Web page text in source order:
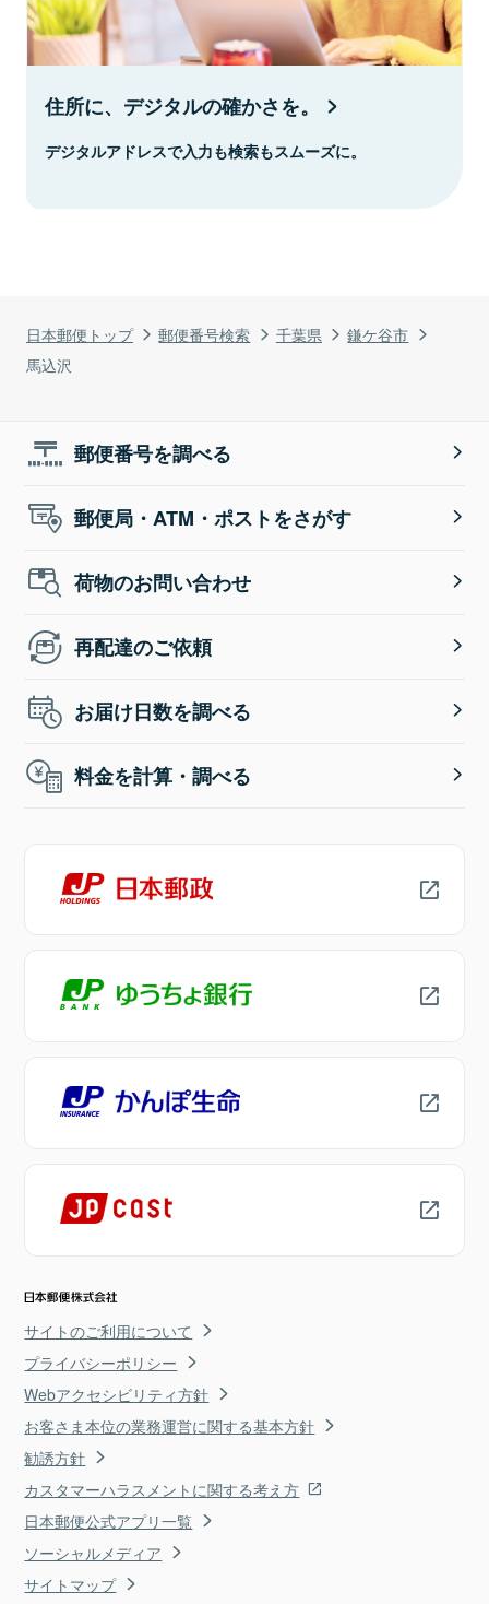
日本郵便トップ 郵便番号検索 千葉県
鎌ケ谷市
馬込沢
住所に、デジタルの確かさを。
デジタルアドレスで入力も検索もスムーズに。
郵便番号を調べる
郵便局・ATM・ポストをさがす
荷物のお問い合わせ
再配達のご依頼
お届け日数を調べる
料金を計算・調べる
サイトのご利用について
プライバシーポリシー
Webアクセシビリティ方針
お客さま本位の業務運営に関する基本方針
勧誘方針
カスタマーハラスメントに関する考え方
日本郵便公式アプリ一覧
ソーシャルメディア
サイトマップ